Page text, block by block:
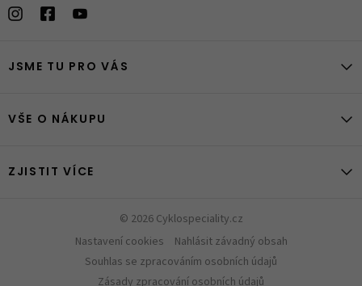
JSME TU PRO VÁS
VŠE O NÁKUPU
ZJISTIT VÍCE
© 2026 Cyklospeciality.cz
Nastavení cookies
Nahlásit závadný obsah
Souhlas se zpracováním osobních údajů
Zásady zpracování osobních údajů